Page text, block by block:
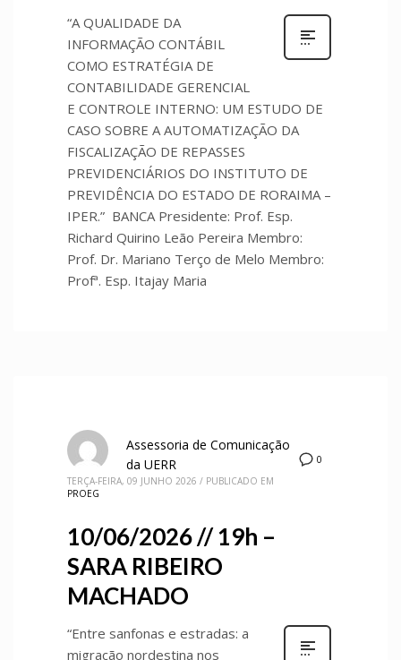
“A QUALIDADE DA
INFORMAÇÃO CONTÁBIL
COMO ESTRATÉGIA DE
CONTABILIDADE GERENCIAL
E CONTROLE INTERNO: UM ESTUDO DE
CASO SOBRE A AUTOMATIZAÇÃO DA
FISCALIZAÇÃO DE REPASSES
PREVIDENCIÁRIOS DO INSTITUTO DE
PREVIDÊNCIA DO ESTADO DE RORAIMA –
IPER.” BANCA Presidente: Prof. Esp.
Richard Quirino Leão Pereira Membro:
Prof. Dr. Mariano Terço de Melo Membro:
Profª. Esp. Itajay Maria
0
Assessoria de Comunicação
da UERR
TERÇA-FEIRA, 09 JUNHO 2026 / PUBLICADO EM
PROEG
10/06/2026 // 19h –
SARA RIBEIRO
MACHADO
“Entre sanfonas e estradas: a
migração nordestina nos